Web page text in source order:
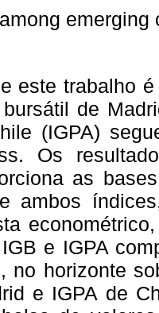
este trabalho
de
(IGPA)
Os
as
ambos
e IGPA
no horizonte
e IGPA de